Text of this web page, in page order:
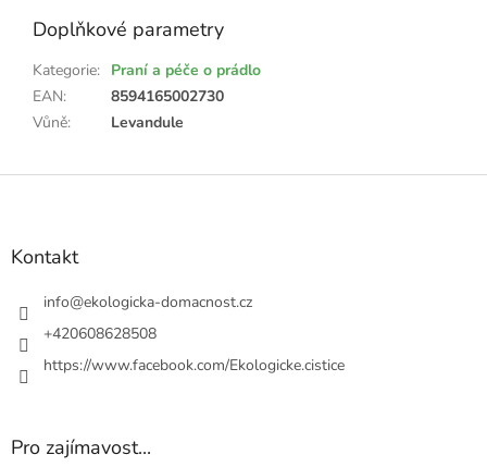
Doplňkové parametry
Kategorie: Praní a péče o prádlo
EAN:
8594165002730
Vůně: Levandule
Z
Kontakt
info@ekologicka-domacnost.cz
+420608628508
https://www.facebook.com/Ekologicke.cistice
Pro zajímavost...